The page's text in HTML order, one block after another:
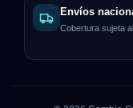
Envíos
Cobertura sujeta